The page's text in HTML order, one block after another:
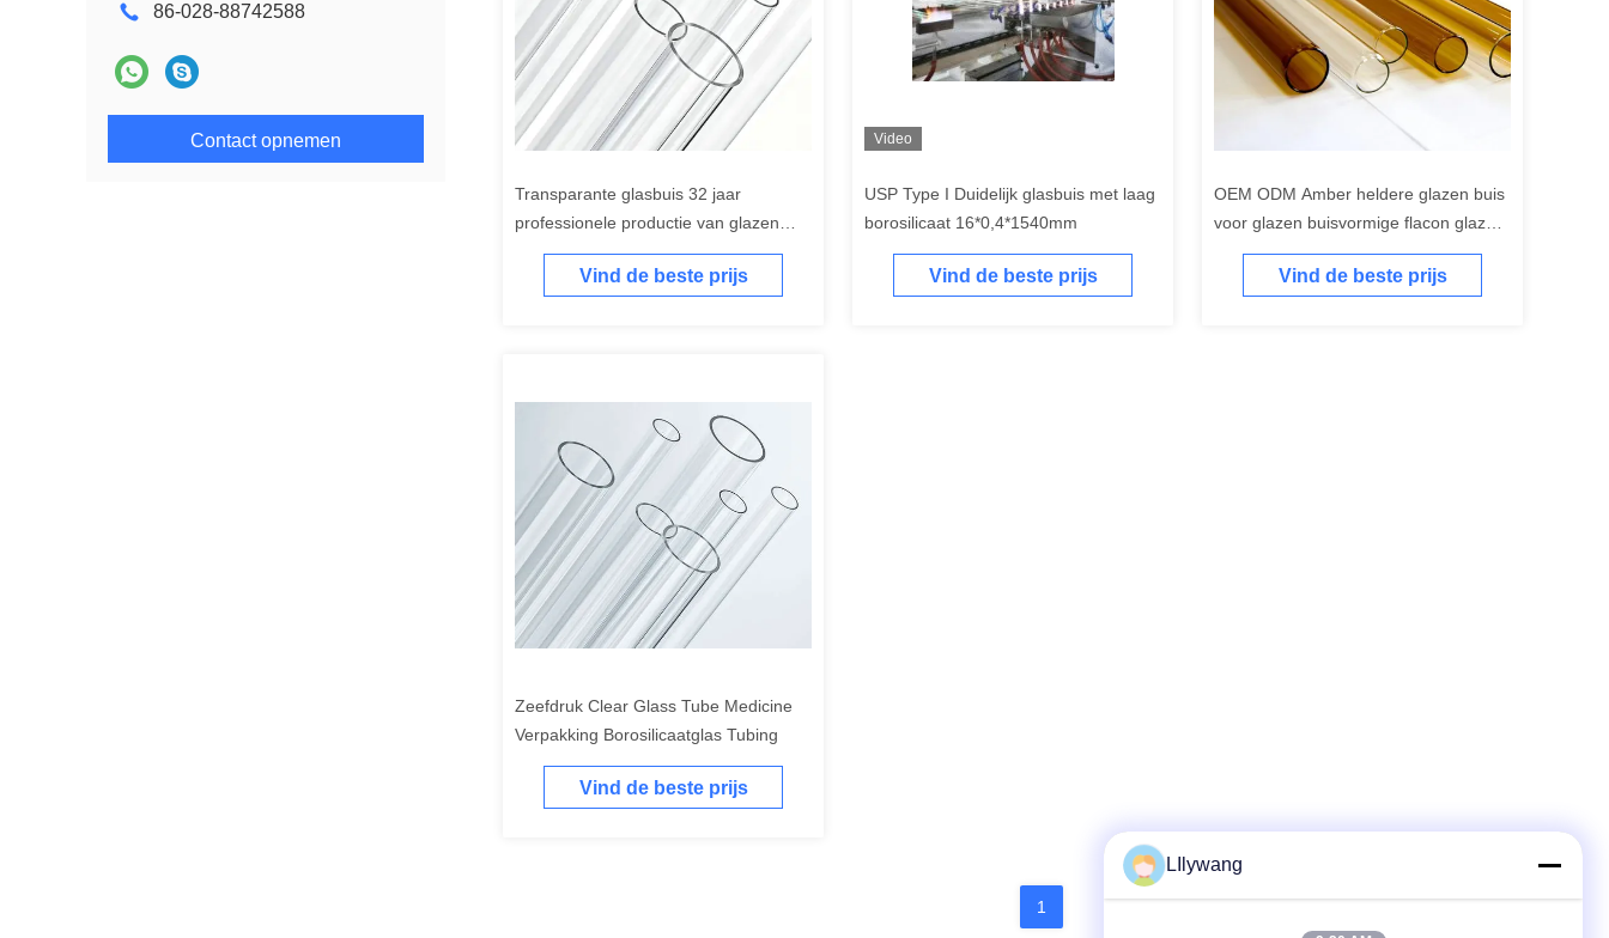
86-028-88742588
Contact opnemen
Transparante glasbuis 32 jaar
professionele productie van glazen
flacons en ampullen met deelname
aan de tentoonstelling
Vind de beste prijs
Video
USP Type I Duidelijk glasbuis met laag
borosilicaat 16*0,4*1540mm
Vind de beste prijs
OEM ODM Amber heldere glazen buis
voor glazen buisvormige flacon glazen
ampul
Vind de beste prijs
Zeefdruk Clear Glass Tube Medicine
Verpakking Borosilicaatglas Tubing
Vind de beste prijs
1
LIlywang